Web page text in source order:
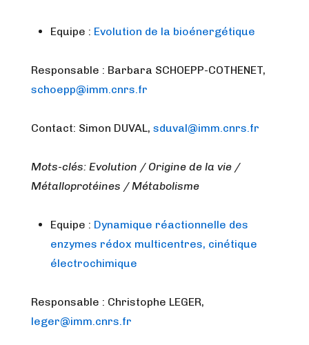
Equipe : Evolution de la bioénergétique
Responsable : Barbara SCHOEPP-COTHENET,
schoepp@imm.cnrs.fr
Contact: Simon DUVAL, sduval@imm.cnrs.fr
Mots-clés: Evolution / Origine de la vie /
Métalloprotéines / Métabolisme
Equipe : Dynamique réactionnelle des
enzymes rédox multicentres, cinétique
électrochimique
Responsable : Christophe LEGER,
leger@imm.cnrs.fr